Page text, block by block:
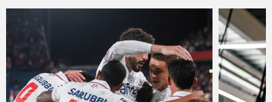
Comprá ahora y
Pagá Después,
hasta en 12 cuotas y
Cédula de identidad
Comprá ahora y
Pagá Después,